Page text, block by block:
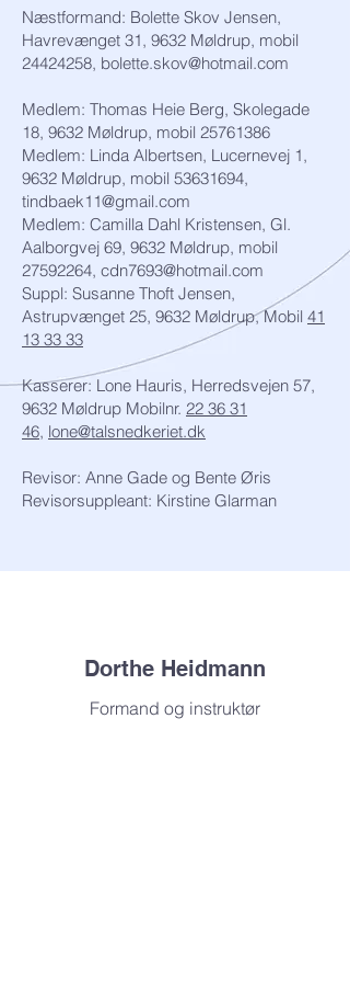
Næstformand: Bolette Skov Jensen,
Havrevænget 31, 9632 Møldrup, mobil
24424258, bolette.skov@hotmail.com
Medlem: Thomas Heie Berg, Skolegade
18, 9632 Møldrup, mobil 25761386
Medlem: Linda Albertsen, Lucernevej 1,
9632 Møldrup, mobil 53631694,
tindbaek11@gmail.com
Medlem: Camilla Dahl Kristensen, Gl.
Aalborgvej 69, 9632 Møldrup, mobil
27592264, cdn7693@hotmail.com
Suppl: Susanne Thoft Jensen,
Astrupvænget 25, 9632 Møldrup, Mobil 41
13 33 33
Kasserer: Lone Hauris, Herredsvejen 57,
9632 Møldrup Mobilnr. 22 36 31
46, lone@talsnedkeriet.dk
Revisor: Anne Gade og Bente Øris
Revisorsuppleant: Kirstine Glarman
Dorthe Heidmann
Formand og instruktør